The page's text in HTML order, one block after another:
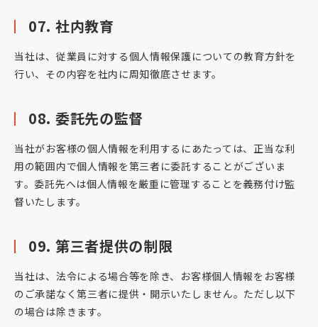
07. 社内教育
当社は、従業員に対する個人情報保護についての教育方針を
行い、その内容を社内に周知徹底させます。
08. 委託先の監督
当社がお客様の個人情報を利用するにあたっては、正当な利
用の範囲内で個人情報を第三者に委託することがございま
す。委託先へは個人情報を厳重に管理することを義務付け監
督いたします。
09. 第三者提供の制限
当社は、法令による場合等を除き、お客様個人情報をお客様
のご承諾なく第三者に提供・開示いたしません。ただし以下
の場合は除きます。